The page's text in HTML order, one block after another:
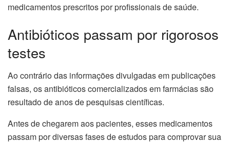
medicamentos prescritos por profissionais de saúde.
Antibióticos passam por rigorosos
testes
Ao contrário das informações divulgadas em publicações
falsas, os antibióticos comercializados em farmácias são
resultado de anos de pesquisas científicas.
Antes de chegarem aos pacientes, esses medicamentos
passam por diversas fases de estudos para comprovar sua